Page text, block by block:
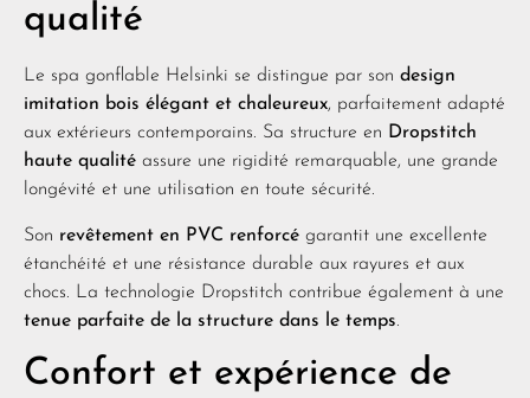
qualité
Le spa gonflable Helsinki se distingue par son design
imitation bois élégant et chaleureux, parfaitement adapté
aux extérieurs contemporains. Sa structure en Dropstitch
haute qualité assure une rigidité remarquable, une grande
longévité et une utilisation en toute sécurité.
Son revêtement en PVC renforcé garantit une excellente
étanchéité et une résistance durable aux rayures et aux
chocs. La technologie Dropstitch contribue également à une
tenue parfaite de la structure dans le temps.
Confort et expérience de